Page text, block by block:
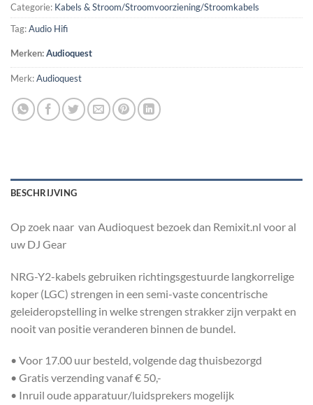
Categorie: Kabels & Stroom/Stroomvoorziening/Stroomkabels
Tag:Audio Hifi
Merken:Audioquest
Merk:Audioquest
BESCHRIJVING
Op zoek naar van Audioquest bezoek dan Remixit.nl voor al
uw DJ Gear
NRG-Y2-kabels gebruiken richtingsgestuurde langkorrelige
koper (LGC) strengen in een semi-vaste concentrische
geleideropstelling in welke strengen strakker zijn verpakt en
nooit van positie veranderen binnen de bundel.
• Voor 17.00 uur besteld, volgende dag thuisbezorgd
• Gratis verzending vanaf € 50,-
• Inruil oude apparatuur/luidsprekers mogelijk